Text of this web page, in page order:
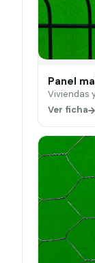
Panel
Viviendas
Ver ficha